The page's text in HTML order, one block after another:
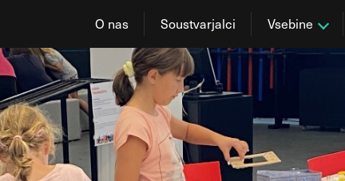
O nas Soustvarjalci Vsebine